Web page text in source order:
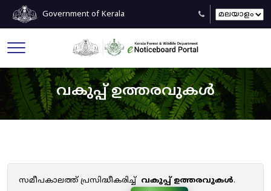
Government of Kerala
വകുപ്പ് ഉത്തരവുകൾ
സമീപകാലത്ത് പ്രസിദ്ധീകരിച്ച് വകുപ്പ് ഉത്തരവുകൾ.